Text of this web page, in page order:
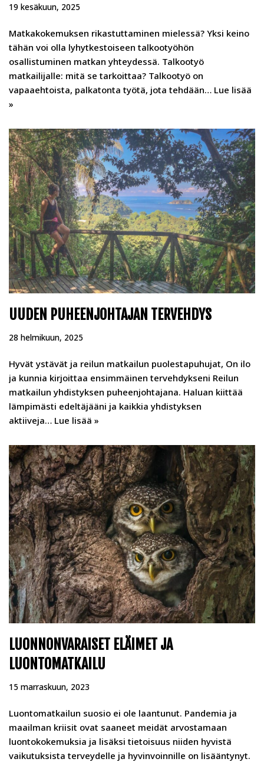
19 kesäkuun, 2025
Matkakokemuksen rikastuttaminen mielessä? Yksi keino
tähän voi olla lyhytkestoiseen talkootyöhön
osallistuminen matkan yhteydessä. Talkootyö
matkailijalle: mitä se tarkoittaa? Talkootyö on
vapaaehtoista, palkatonta työtä, jota tehdään… Lue lisää
»
UUDEN PUHEENJOHTAJAN TERVEHDYS
28 helmikuun, 2025
Hyvät ystävät ja reilun matkailun puolestapuhujat, On ilo
ja kunnia kirjoittaa ensimmäinen tervehdykseni Reilun
matkailun yhdistyksen puheenjohtajana. Haluan kiittää
lämpimästi edeltäjääni ja kaikkia yhdistyksen
aktiiveja… Lue lisää »
LUONNONVARAISET ELÄIMET JA
LUONTOMATKAILU
15 marraskuun, 2023
Luontomatkailun suosio ei ole laantunut. Pandemia ja
maailman kriisit ovat saaneet meidät arvostamaan
luontokokemuksia ja lisäksi tietoisuus niiden hyvistä
vaikutuksista terveydelle ja hyvinvoinnille on lisääntynyt.